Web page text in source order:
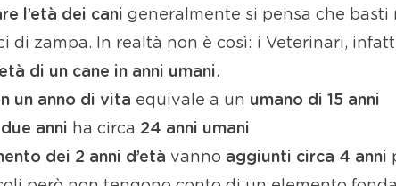
l’età dei cani generalmente si pensa che
di zampa. In realtà non è così: i Veterinari,
di un cane in anni umani.
un anno di vita equivale a un umano di 15 anni
anni ha circa 24 anni umani
dei 2 anni d’età vanno aggiunti circa 4 anni